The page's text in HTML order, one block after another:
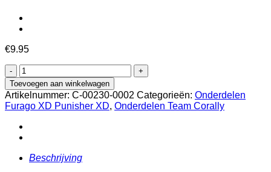
€9.95
Team
Corally
-
Shock
Tower
-
Cover
Front
Toevoegen aan winkelwagen
Artikelnummer: C-00230-0002 Categorieën: Onderdelen
Furago XD Punisher XD, Onderdelen Team Corally
Beschrijving